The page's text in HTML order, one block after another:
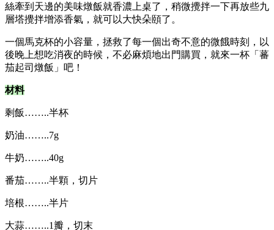
絲牽到天邊的美味燉飯就香濃上桌了，稍微攪拌一下再放些九
層塔攪拌增添香氣，就可以大快朵頤了。
一個馬克杯的小容量，拯救了每一個出奇不意的微餓時刻，以
後晚上想吃消夜的時候，不必麻煩地出門購買，就來一杯「蕃
茄起司燉飯」吧！
材料
剩飯……..半杯
奶油……..7g
牛奶……..40g
番茄……..半顆，切片
培根……..半片
大蒜……..1瓣，切末